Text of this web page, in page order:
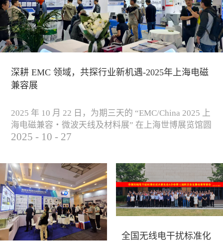
深耕 EMC 领域，共探行业新机遇-2025年上海电磁
兼容展
2025 年 10 月 22 日，为期三天的 “EMC/China 2025 上
海电磁兼容・微波天线及材料展” 在上海世博展览馆圆
满落下帷幕。作为电磁兼容领域的行业盛会，本届展
研讨及产品展示等多种形式，深入交流行业见解，踊
跃探索合作空间，为电磁兼容领域的高质量发展汇聚
了新动能。产品展示展会现场，公司展示了...
2025 - 10 - 27
全国无线电干扰标准化